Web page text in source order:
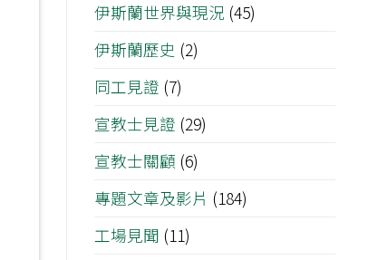
伊斯蘭世界與現況 (45)
伊斯蘭歷史 (2)
同工見證 (7)
宣教士見證 (29)
宣教士關顧 (6)
專題文章及影片 (184)
工場見聞 (11)